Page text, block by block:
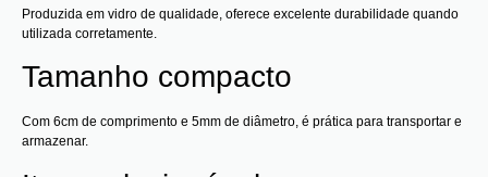
Produzida em vidro de qualidade, oferece excelente durabilidade quando
utilizada corretamente.
Tamanho compacto
Com 6cm de comprimento e 5mm de diâmetro, é prática para transportar e
armazenar.